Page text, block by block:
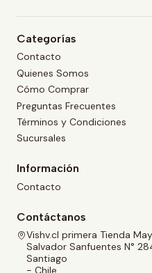
Categorías
Contacto
Quienes Somos
Cómo Comprar
Preguntas Frecuentes
Términos y Condiciones
Sucursales
Información
Contacto
Contáctanos
Vishv.cl primera Tienda
Salvador Sanfuentes N°
Santiago
- Chile